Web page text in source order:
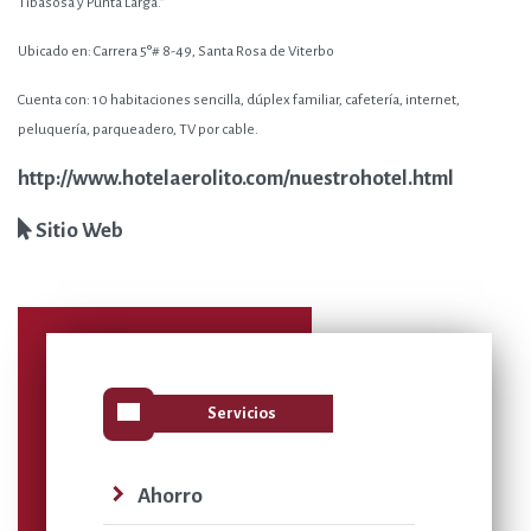
Ubicado en: Carrera 5°# 8-49, Santa Rosa de Viterbo
Cuenta con: 10 habitaciones sencilla, dúplex familiar, cafetería, internet,
peluquería, parqueadero, TV por cable.
http://www.hotelaerolito.com/nuestrohotel.html
Sitio Web
view_list Servicios
navigate_next Ahorro